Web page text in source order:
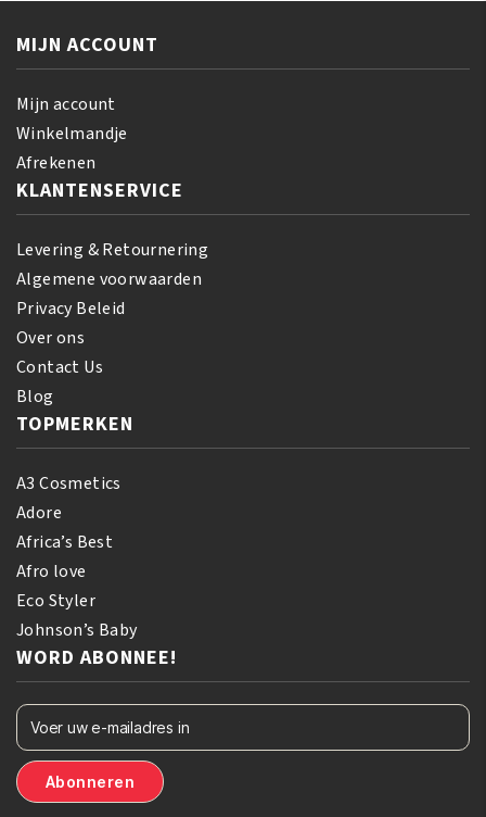
aantal
MIJN ACCOUNT
Mijn account
Winkelmandje
Afrekenen
KLANTENSERVICE
Levering & Retournering
Algemene voorwaarden
Privacy Beleid
Over ons
Contact Us
Blog
TOPMERKEN
A3 Cosmetics
Adore
Africa’s Best
Afro love
Eco Styler
Johnson’s Baby
WORD ABONNEE!